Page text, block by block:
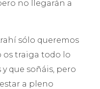
no llegarán a
sólo queremos
os traiga todo lo
que soñáis, pero
a pleno